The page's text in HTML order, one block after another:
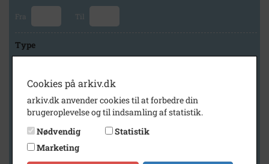
Fra Til
Type
Arkiv
Lokalhistorisk Arkiv i Herning
Cookies på arkiv.dk
arkiv.dk anvender cookies til at forbedre din
brugeroplevelse og til indsamling af statistik.
Nødvendig
Statistik
Marketing